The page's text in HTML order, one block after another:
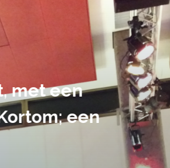
uitvoering van
gegeven en dat
tot in de puntjes